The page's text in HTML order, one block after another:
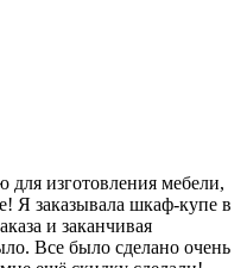
изготовления мебели,
Я заказывала шкаф-купе в
и заканчивая
Все было сделано очень